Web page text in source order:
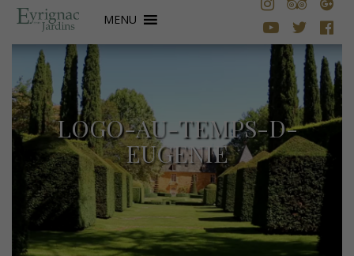
MENU
LOGO-AU-TEMPS-D-
EUGENIE